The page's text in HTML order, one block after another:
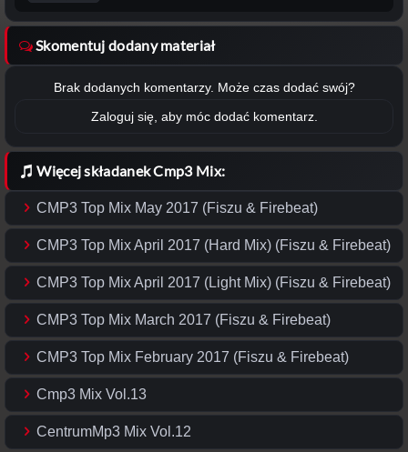
Skomentuj dodany materiał
Brak dodanych komentarzy. Może czas dodać swój?
Zaloguj się, aby móc dodać komentarz.
Więcej składanek Cmp3 Mix:
CMP3 Top Mix May 2017 (Fiszu & Firebeat)
CMP3 Top Mix April 2017 (Hard Mix) (Fiszu & Firebeat)
CMP3 Top Mix April 2017 (Light Mix) (Fiszu & Firebeat)
CMP3 Top Mix March 2017 (Fiszu & Firebeat)
CMP3 Top Mix February 2017 (Fiszu & Firebeat)
Cmp3 Mix Vol.13
CentrumMp3 Mix Vol.12